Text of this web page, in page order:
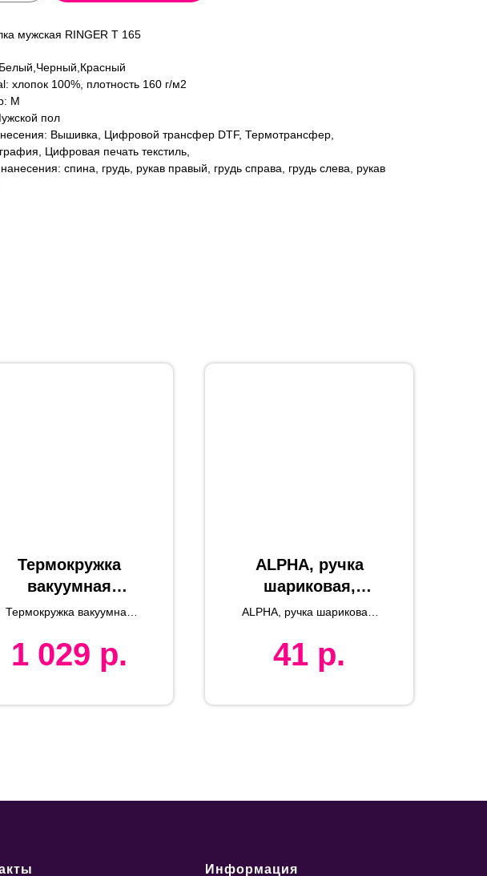
мужская RINGER T 165
хлопок 100%, плотность 160 г/м2
M
пол
Вышивка, Цифровой трансфер DTF, Термотрансфер,
Цифровая печать текстиль,
спина, грудь, рукав правый, грудь справа, грудь слева, рукав
Термокружка
вакуумная
"Cristal", белый,
стекло
Термокружка вакуумная
1 029 р.
ALPHA, ручка
шариковая,
серебристый/
ALPHA, ручка шариковая,
41 р.
Информация